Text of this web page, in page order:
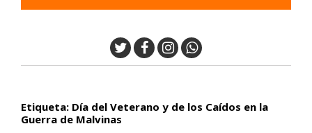
TwitterFacebook
Instagram
Whatsapp
Etiqueta: Día del Veterano y de los Caídos en la
Guerra de Malvinas